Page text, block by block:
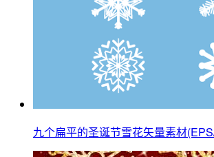
九个扁平的圣诞节雪花矢量素材